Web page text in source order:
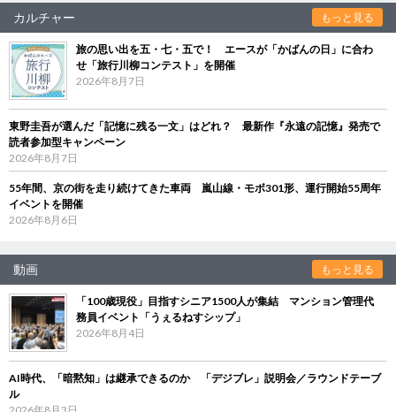
カルチャー もっと見る
旅の思い出を五・七・五で！ エースが「かばんの日」に合わ
せ「旅行川柳コンテスト」を開催
2026年8月7日
東野圭吾が選んだ「記憶に残る一文」はどれ？ 最新作『永遠の記憶』発売で
読者参加型キャンペーン
2026年8月7日
55年間、京の街を走り続けてきた車両 嵐山線・モボ301形、運行開始55周年
イベントを開催
2026年8月6日
動画 もっと見る
「100歳現役」目指すシニア1500人が集結 マンション管理代
務員イベント「うぇるねすシップ」
2026年8月4日
AI時代、「暗黙知」は継承できるのか 「デジブレ」説明会／ラウンドテーブ
ル